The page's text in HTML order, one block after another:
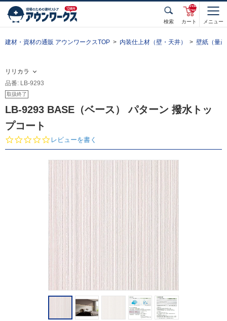
検索 カート
unde
fined
メニュー
建材・資材の通販 アウンワークスTOP 内装仕上材（壁・天井） 壁紙（量
リリカラ
品番: LB-9293
取扱終了
LB-9293 BASE（ベース） パターン 撥水トッ
プコート
0.
0
レビューを書く